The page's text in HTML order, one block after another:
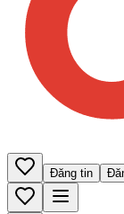
Đăng tin